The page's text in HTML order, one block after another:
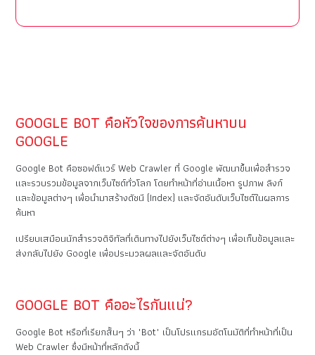
GOOGLE BOT คือหัวใจของการค้นหาบน
GOOGLE
Google Bot คือซอฟต์แวร์ Web Crawler ที่ Google พัฒนาขึ้นเพื่อสำรวจ
และรวบรวมข้อมูลจากเว็บไซต์ทั่วโลก โดยทำหน้าที่อ่านเนื้อหา รูปภาพ ลิงก์
และข้อมูลต่างๆ เพื่อนำมาสร้างดัชนี (Index) และจัดอันดับเว็บไซต์ในผลการ
ค้นหา
เปรียบเสมือนนักสำรวจดิจิทัลที่เดินทางไปยังเว็บไซต์ต่างๆ เพื่อเก็บข้อมูลและ
ส่งกลับไปยัง Google เพื่อประมวลผลและจัดอันดับ
GOOGLE BOT คืออะไรกันแน่?
Google Bot หรือที่เรียกสั้นๆ ว่า "Bot" เป็นโปรแกรมอัตโนมัติที่ทำหน้าที่เป็น
Web Crawler ซึ่งมีหน้าที่หลักดังนี้